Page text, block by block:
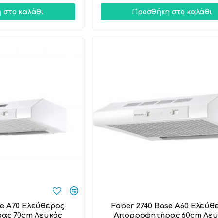
στο καλάθι Προσθήκη στο καλάθι
A70 Ελεύθερος
70cm Λευκός
Faber 2740 Base A60
Απορροφητήρας 60cm